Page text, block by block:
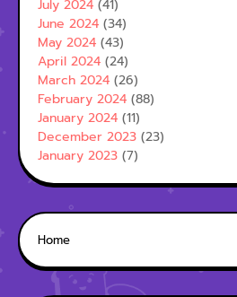
July 2024 (41)
June 2024 (34)
May 2024 (43)
April 2024 (24)
March 2024 (26)
February 2024 (88)
January 2024 (11)
December 2023 (23)
January 2023 (7)
Home